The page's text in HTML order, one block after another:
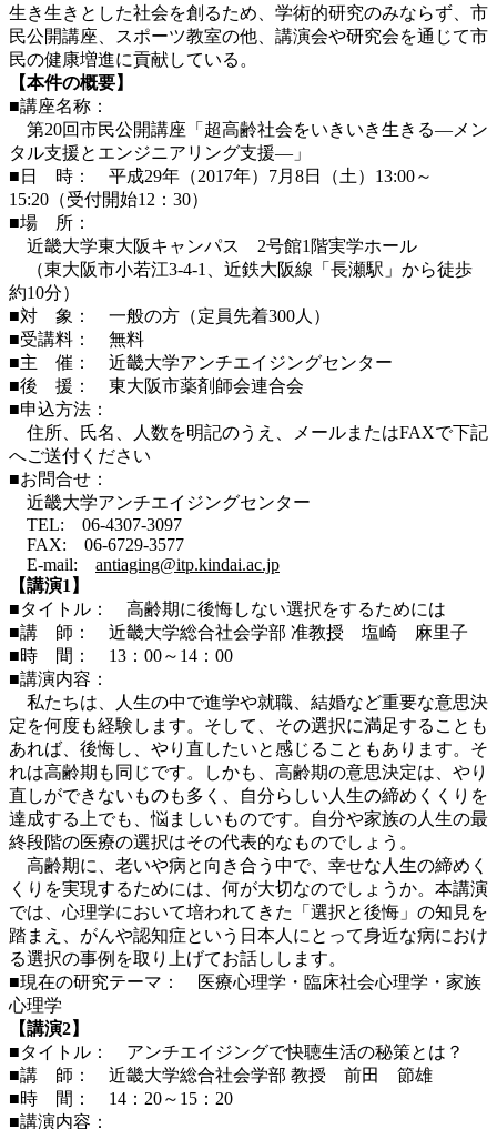
生き生きとした社会を創るため、学術的研究のみならず、市
民公開講座、スポーツ教室の他、講演会や研究会を通じて市
民の健康増進に貢献している。
【本件の概要】
■講座名称：
第20回市民公開講座「超高齢社会をいきいき生きる―メン
タル支援とエンジニアリング支援―」
■日 時： 平成29年（2017年）7月8日（土）13:00～
15:20（受付開始12：30）
■場 所：
近畿大学東大阪キャンパス 2号館1階実学ホール
（東大阪市小若江3-4-1、近鉄大阪線「長瀬駅」から徒歩
約10分）
■対 象： 一般の方（定員先着300人）
■受講料： 無料
■主 催： 近畿大学アンチエイジングセンター
■後 援： 東大阪市薬剤師会連合会
■申込方法：
住所、氏名、人数を明記のうえ、メールまたはFAXで下記
へご送付ください
■お問合せ：
近畿大学アンチエイジングセンター
TEL: 06-4307-3097
FAX: 06-6729-3577
E-mail: antiaging@itp.kindai.ac.jp
【講演1】
■タイトル： 高齢期に後悔しない選択をするためには
■講 師： 近畿大学総合社会学部 准教授 塩崎 麻里子
■時 間： 13：00～14：00
■講演内容：
私たちは、人生の中で進学や就職、結婚など重要な意思決
定を何度も経験します。そして、その選択に満足することも
あれば、後悔し、やり直したいと感じることもあります。そ
れは高齢期も同じです。しかも、高齢期の意思決定は、やり
直しができないものも多く、自分らしい人生の締めくくりを
達成する上でも、悩ましいものです。自分や家族の人生の最
終段階の医療の選択はその代表的なものでしょう。
高齢期に、老いや病と向き合う中で、幸せな人生の締めく
くりを実現するためには、何が大切なのでしょうか。本講演
では、心理学において培われてきた「選択と後悔」の知見を
踏まえ、がんや認知症という日本人にとって身近な病におけ
る選択の事例を取り上げてお話しします。
■現在の研究テーマ： 医療心理学・臨床社会心理学・家族
心理学
【講演2】
■タイトル： アンチエイジングで快聴生活の秘策とは？
■講 師： 近畿大学総合社会学部 教授 前田 節雄
■時 間： 14：20～15：20
■講演内容：